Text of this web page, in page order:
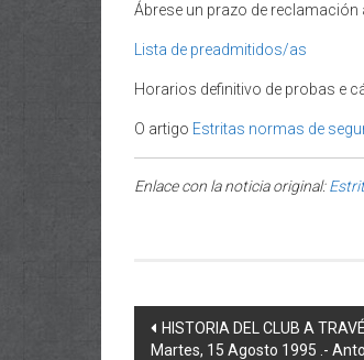
Ábrese un prazo de
Lista de preadmitidos/as
Horarios definitivo de probas e
O artigo Estritas normas de
Enlace con la noticia original:
Post navigation
HISTORIA DEL CLUB A
Martes, 15 Agosto 1995 .-